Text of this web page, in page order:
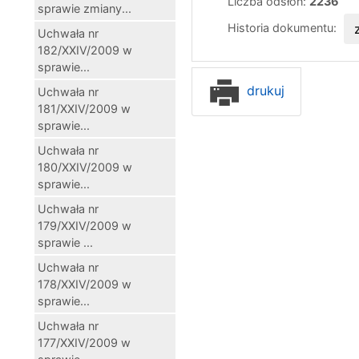
sprawie zmiany...
Uchwała nr
182/XXIV/2009 w
sprawie...
Uchwała nr
181/XXIV/2009 w
sprawie...
Uchwała nr
180/XXIV/2009 w
sprawie...
Uchwała nr
179/XXIV/2009 w
sprawie ...
Uchwała nr
178/XXIV/2009 w
sprawie...
Uchwała nr
177/XXIV/2009 w
Historia dokumentu:
drukuj